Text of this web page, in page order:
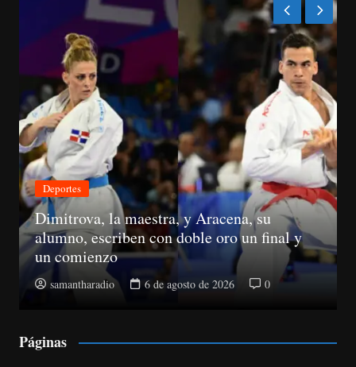
Económica
Suspenden registros de proveedores del
Estado a 10 senadores
samantharadio 5 de agosto de 2026
Páginas